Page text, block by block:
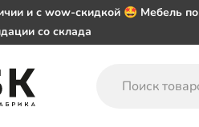
и с wow-скидкой 🤩 Мебель по
со склада
от 50 000 ₽
Наш Whatsapp переехал на номер